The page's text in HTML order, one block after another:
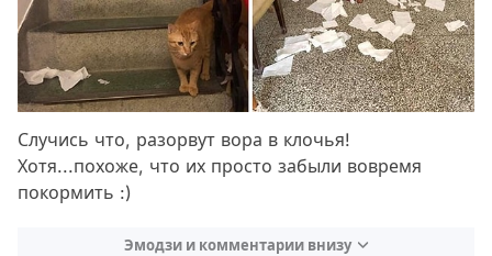
Случись что, разорвут вора в клочья!
Хотя...похоже, что их просто забыли вовремя
покормить :)
Эмодзи и комментарии внизу